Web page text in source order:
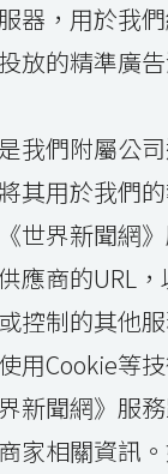
器，用於我
放的精準廣告
我們附屬公
其用於我們
世界新聞網
應商的URL
控制的其他
用Cookie等
新聞網》服
家相關資訊